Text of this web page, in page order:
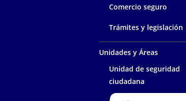
Comercio seguro
Trámites y legislación
Unidades y Áreas
Unidad de seguridad
ciudadana